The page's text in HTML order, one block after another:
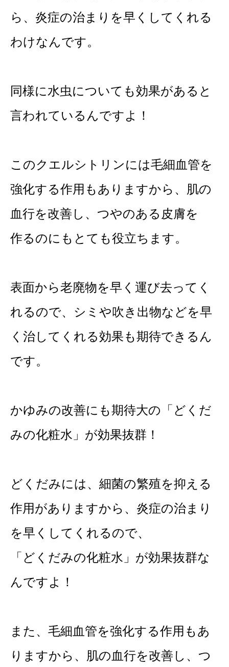
ら、炎症の治まりを早くしてくれる
わけなんです。
同様に水虫についても効果があると
言われているんですよ！
このクエルシトリンには毛細血管を
強化する作用もありますから、肌の
血行を改善し、つやのある皮膚を
作るのにもとても役立ちます。
表面から老廃物を早く運び去ってく
れるので、シミや吹き出物などを早
く治してくれる効果も期待できるん
です。
かゆみの改善にも期待大の「どくだ
みの化粧水」が効果抜群！
どくだみには、細菌の繁殖を抑える
作用がありますから、炎症の治まり
を早くしてくれるので、
「どくだみの化粧水」が効果抜群な
んですよ！
また、毛細血管を強化する作用もあ
りますから、肌の血行を改善し、つ